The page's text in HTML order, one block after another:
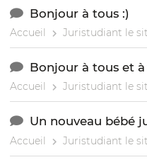
Bonjour à tous :)
Accueil Juristudiant le
Bonjour à tous et
Accueil Juristudiant le
Un nouveau bébé
Accueil Juristudiant le